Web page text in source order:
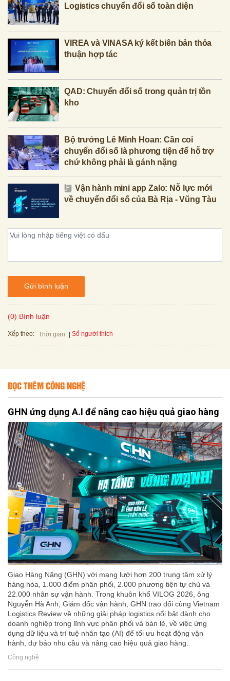
Logistics chuyển đổi số toàn diện
VIREA và VINASA ký kết biên bản thỏa
thuận hợp tác
QAD: Chuyển đổi số trong quản trị tồn
kho
Bộ trưởng Lê Minh Hoan: Cần coi
chuyển đổi số là phương tiện để hỗ trợ
chứ không phải là gánh nặng
Vận hành mini app Zalo: Nỗ lực mới
về chuyển đổi số của Bà Rịa - Vũng Tàu
Gửi bình luận
(0) Bình luận
Xếp theo: Thời gian Số người thích
ĐỌC THÊM CÔNG NGHỆ
GHN ứng dụng A.I để nâng cao hiệu quả giao hàng
Giao Hàng Nặng (GHN) với mạng lưới hơn 200 trung tâm xử lý
hàng hóa, 1.000 điểm phân phối, 2.000 phương tiện tự chủ và
22.000 nhân sự vận hành. Trong khuôn khổ VILOG 2026, ông
Nguyễn Hà Anh, Giám đốc vận hành, GHN trao đổi cùng Vietnam
Logistics Review về những giải pháp logistics nổi bật dành cho
doanh nghiệp trong lĩnh vực phân phối và bán lẻ, về việc ứng
dụng dữ liệu và trí tuệ nhân tạo (AI) để tối ưu hoạt động vận
hành, dự báo nhu cầu và nâng cao hiệu quả giao hàng.
Công nghệ